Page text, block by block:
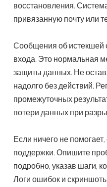
восстановления.
привязанную почту или
Сообщения об истекшей
входа. Это нормальная
защиты данных. Не
надолго без действий.
промежуточных
потери данных при
Если ничего не
поддержки. Опишите
подробно, указав шаги,
Логи ошибок и